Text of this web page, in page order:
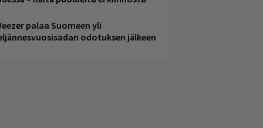
palaa Suomeen yli
odotuksen jälkeen